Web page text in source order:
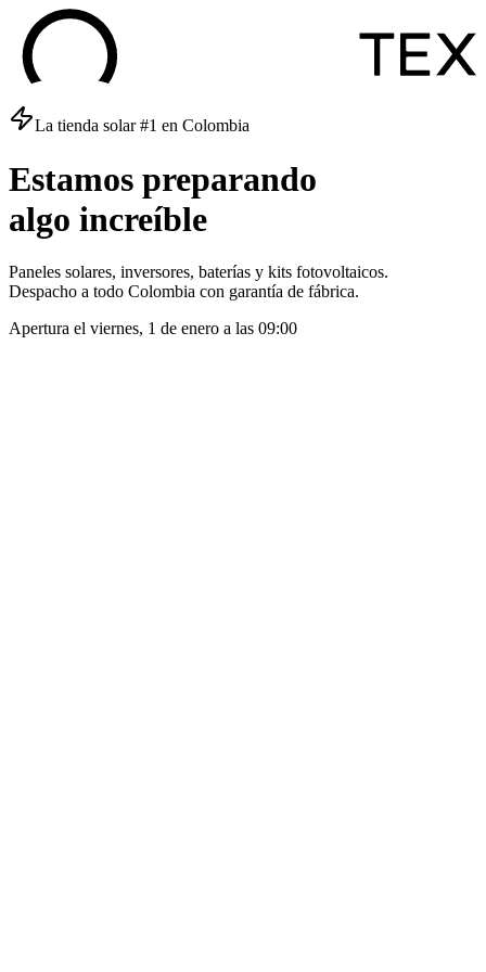
La tienda solar #1 en Colombia
Estamos preparando
algo increíble
Paneles solares, inversores, baterías y kits fotovoltaicos.
Despacho a todo Colombia con garantía de fábrica.
Apertura el viernes, 1 de enero a las 09:00